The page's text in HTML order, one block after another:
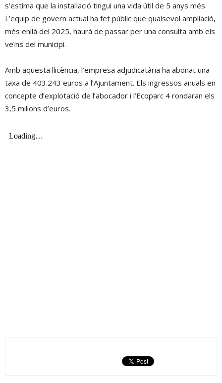
s’estima que la instal·lació tingui una vida útil de 5 anys més.
L’equip de govern actual ha fet públic que qualsevol ampliació,
més enllà del 2025, haurà de passar per una consulta amb els
veïns del municipi.
Amb aquesta llicència, l’empresa adjudicatària ha abonat una
taxa de 403.243 euros a l’Ajuntament. Els ingressos anuals en
concepte d’explotació de l’abocador i l’Ecoparc 4 rondaran els
3,5 milions d’euros.